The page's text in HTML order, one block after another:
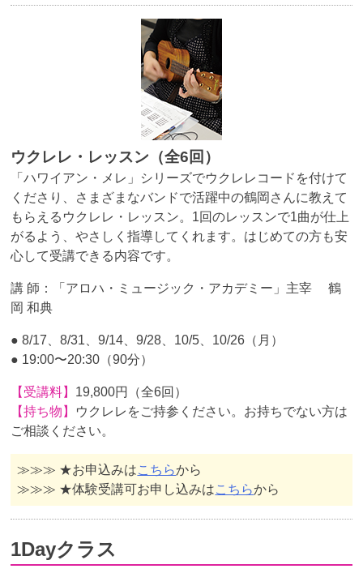
ウクレレ・レッスン（全6回）
「ハワイアン・メレ」シリーズでウクレレコードを付けて
くださり、さまざまなバンドで活躍中の鶴岡さんに教えて
もらえるウクレレ・レッスン。1回のレッスンで1曲が仕上
がるよう、やさしく指導してくれます。はじめての方も安
心して受講できる内容です。
講 師：「アロハ・ミュージック・アカデミー」主宰 鶴
岡 和典
● 8/17、8/31、9/14、9/28、10/5、10/26（月）
● 19:00〜20:30（90分）
【受講料】 19,800円（全6回）
【持ち物】 ウクレレをご持参ください。お持ちでない方は
ご相談ください。
≫≫≫ ★お申込みはこちらから
≫≫≫ ★体験受講可お申し込みはこちらから
1Dayクラス